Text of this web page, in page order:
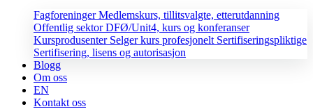
FagforeningerMedlemskurs, tillitsvalgte, etterutdanning
Offentlig sektorDFØ/Unit4, kurs og konferanser
Kursprodusenter Selger kurs profesjonelt Sertifiseringspliktige
Sertifisering, lisens og autorisasjon
Blogg
Om oss
EN
Kontakt oss